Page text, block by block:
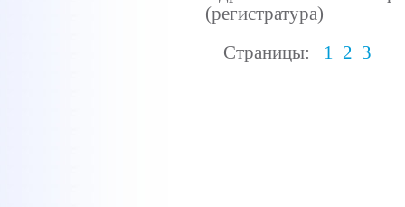
(регистратура)
Страницы:
1 2 3